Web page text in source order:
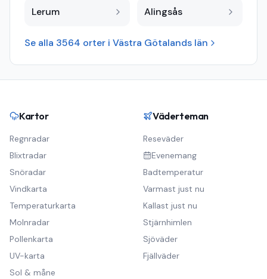
Lerum Alingsås
Se alla 3564 orter i Västra Götalands län
Kartor
Regnradar
Blixtradar
Snöradar
Vindkarta
Temperaturkarta
Molnradar
Pollenkarta
UV-karta
Sol & måne
Väderteman
Reseväder
Evenemang
Badtemperatur
Varmast just nu
Kallast just nu
Stjärnhimlen
Sjöväder
Fjällväder